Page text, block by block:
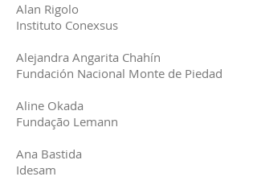
Alan Rigolo
Instituto Conexsus
Alejandra Angarita Chahín
Fundación Nacional Monte de Piedad
Aline Okada
Fundação Lemann
Ana Bastida
Idesam